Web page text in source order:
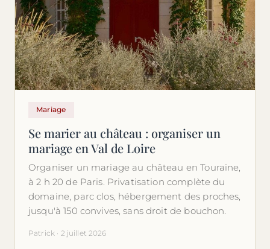
Mariage
Se marier au château : organiser un
mariage en Val de Loire
Organiser un mariage au château en Touraine,
à 2 h 20 de Paris. Privatisation complète du
domaine, parc clos, hébergement des proches,
jusqu'à 150 convives, sans droit de bouchon.
Patrick · 2 juillet 2026